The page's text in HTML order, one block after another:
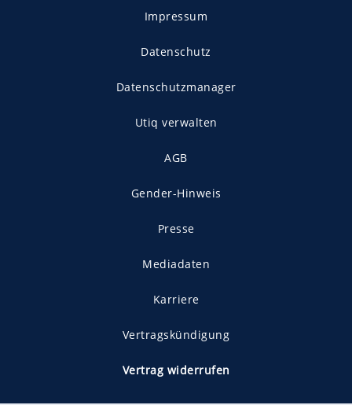
Impressum
Datenschutz
Datenschutzmanager
Utiq verwalten
AGB
Gender-Hinweis
Presse
Mediadaten
Karriere
Vertragskündigung
Vertrag widerrufen